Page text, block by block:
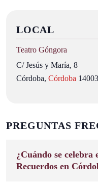
LOCAL
Teatro Góngora
C/ Jesús y María, 8
Córdoba, Córdoba 14003
PREGUNTAS
¿Cuándo se celebra
Recuerdos en